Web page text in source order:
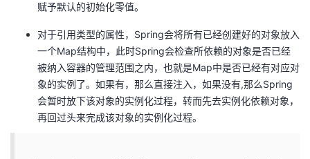
赋予默认的初始化零值。
对于引用类型的属性，Spring会将所有已经创建好的对象放入
一个Map结构中，此时Spring会检查所依赖的对象是否已经
被纳入容器的管理范围之内，也就是Map中是否已经有对应对
象的实例了。如果有，那么直接注入，如果没有,那么Spring
会暂时放下该对象的实例化过程，转而先去实例化依赖对象，
再回过头来完成该对象的实例化过程。